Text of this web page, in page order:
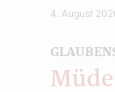
4. August